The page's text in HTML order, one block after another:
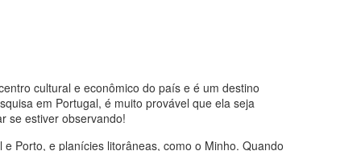
cultural e econômico do país e é um destino
em Portugal, é muito provável que ela seja
se estiver observando!
Porto, e planícies litorâneas, como o Minho. Quando